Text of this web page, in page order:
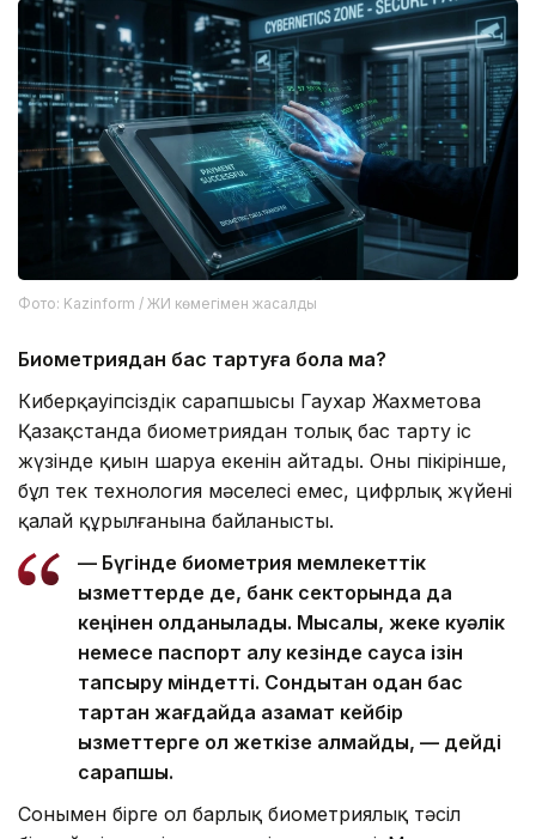
Фото: Kazinform / ЖИ көмегімен жасалды
Биометриядан бас тартуға бола ма?
Киберқауіпсіздік сарапшысы Гаухар Жахметова
Қазақстанда биометриядан толық бас тарту іс
жүзінде қиын шаруа екенін айтады. Оның пікірінше,
бұл тек технология мәселесі емес, цифрлық жүйенің
қалай құрылғанына байланысты.
— Бүгінде биометрия мемлекеттік
қызметтерде де, банк секторында да
кеңінен қолданылады. Мысалы, жеке куәлік
немесе паспорт алу кезінде саусақ ізін
тапсыру міндетті. Сондықтан одан бас
тартқан жағдайда азамат кейбір
қызметтерге қол жеткізе алмайды, — дейді
сарапшы.
Сонымен бірге ол барлық биометриялық тәсіл